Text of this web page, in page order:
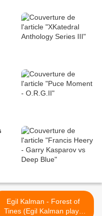
Egil Kalman - Forest of
Tines (Egil Kalman plays